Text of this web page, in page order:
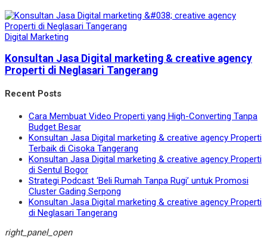
Digital Marketing
Konsultan Jasa Digital marketing & creative agency
Properti di Neglasari Tangerang
Recent Posts
Cara Membuat Video Properti yang High-Converting Tanpa
Budget Besar
Konsultan Jasa Digital marketing & creative agency Properti
Terbaik di Cisoka Tangerang
Konsultan Jasa Digital marketing & creative agency Properti
di Sentul Bogor
Strategi Podcast ‘Beli Rumah Tanpa Rugi’ untuk Promosi
Cluster Gading Serpong
Konsultan Jasa Digital marketing & creative agency Properti
di Neglasari Tangerang
right_panel_open